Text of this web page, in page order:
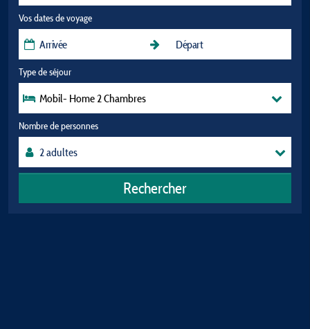
Vos dates de voyage
Type de séjour
Mobil- Home 2 Chambres
Nombre de personnes
Rechercher